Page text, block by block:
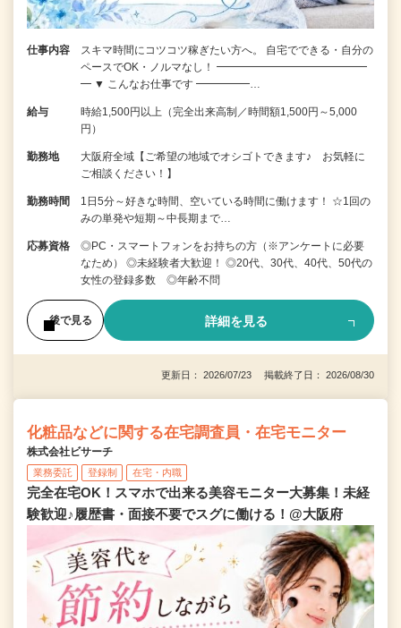
仕事内容
スキマ時間にコツコツ稼ぎたい方へ。 自宅でできる・自分の
ペースでOK・ノルマなし！ ━━━━━━━━━━━━━━
━ ▼ こんなお仕事です ━━━━━…
給与
時給1,500円以上（完全出来高制／時間額1,500円～5,000
円）
勤務地
大阪府全域【ご希望の地域でオシゴトできます♪ お気軽に
ご相談ください！】
勤務時間
1日5分～好きな時間、空いている時間に働けます！ ☆1回の
みの単発や短期～中長期まで…
応募資格
◎PC・スマートフォンをお持ちの方（※アンケートに必要
なため） ◎未経験者大歓迎！ ◎20代、30代、40代、50代の
女性の登録多数 ◎年齢不問
後で見る 詳細を見る
更新日： 2026/07/23 掲載終了日： 2026/08/30
化粧品などに関する在宅調査員・在宅モニター
株式会社ビサーチ
業務委託 登録制 在宅・内職
完全在宅OK！スマホで出来る美容モニター大募集！未経
験歓迎♪履歴書・面接不要でスグに働ける！@大阪府